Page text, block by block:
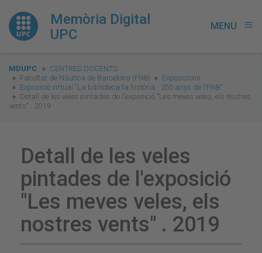
Memòria Digital
UPC
MENU menu
You
are
here:
MDUPC
CENTRES DOCENTS
Facultat de Nàutica de Barcelona (FNB)
Exposicions
Exposició virtual "La biblioteca fa història : 250 anys de l'FNB"
Detall de les veles pintades de l'exposició "Les meves veles, els nostres
vents" . 2019
Detall de les veles
pintades de l'exposició
"Les meves veles, els
nostres vents" . 2019